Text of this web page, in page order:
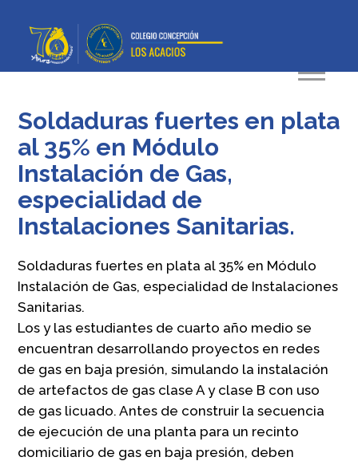
Soldaduras fuertes en plata
al 35% en Módulo
Instalación de Gas,
especialidad de
Instalaciones Sanitarias.
Soldaduras fuertes en plata al 35% en Módulo
Instalación de Gas, especialidad de Instalaciones
Sanitarias.
Los y las estudiantes de cuarto año medio se
encuentran desarrollando proyectos en redes
de gas en baja presión, simulando la instalación
de artefactos de gas clase A y clase B con uso
de gas licuado. Antes de construir la secuencia
de ejecución de una planta para un recinto
domiciliario de gas en baja presión, deben